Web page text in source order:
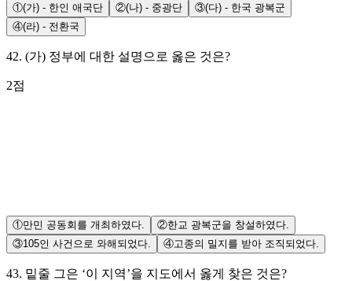
①(가) - 한인 애국단 ②(나) - 중광단 ③(다) - 한국 광복군
④(라) - 전환국
42. (가) 정부에 대한 설명으로 옳은 것은?
2점
①만민 공동회를 개최하였다. ②한교 광복군을 창설하였다.
③105인 사건으로 와해되었다. ④고종의 밀지를 받아 조직되었다.
43. 밑줄 그은 ‘이 지역’을 지도에서 옳게 찾은 것은?